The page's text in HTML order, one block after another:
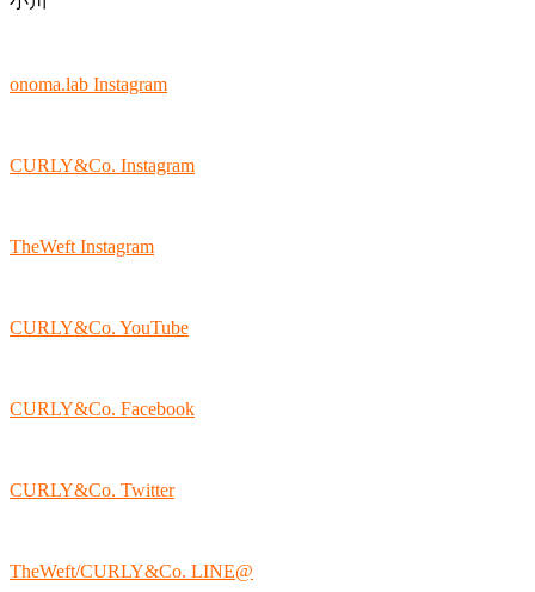
onoma.lab Instagram
CURLY&Co. Instagram
TheWeft Instagram
CURLY&Co. YouTube
CURLY&Co. Facebook
CURLY&Co. Twitter
TheWeft/CURLY&Co. LINE@